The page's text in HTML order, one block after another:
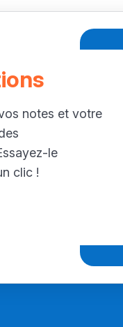
notes et votre
le
clic !